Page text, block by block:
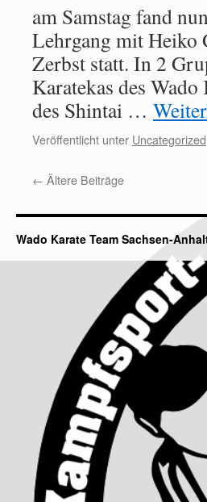
am Samstag fand
Lehrgang mit Heiko
Zerbst statt. In 2
Karatekas des
des Shintai …
Veröffentlicht unter Uncategorized
← Ältere Beiträge
Wado Karate Team Sachsen-